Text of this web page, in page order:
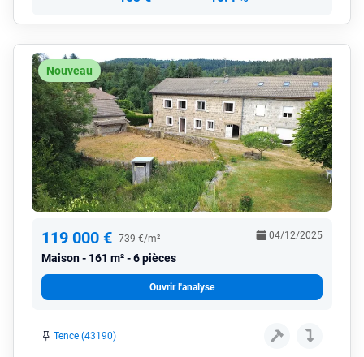
Nouveau
119 000 € 739 €/m²
Maison 161 m² - 6 pièces
04/12/2025
Ouvrir l'analyse
Tence (43190)